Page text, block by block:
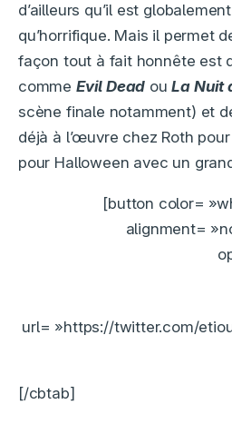
d’ailleurs qu’il est
qu’horrifique. Mais il permet
façon tout à fait honnête est
comme Evil Dead ouLa Nuit
scène finale notamment) et
déjà à l’œuvre chez Roth
pour Halloween avec un
[button color=
alignment=
url= »https://twitter.com/
[/cbtab]